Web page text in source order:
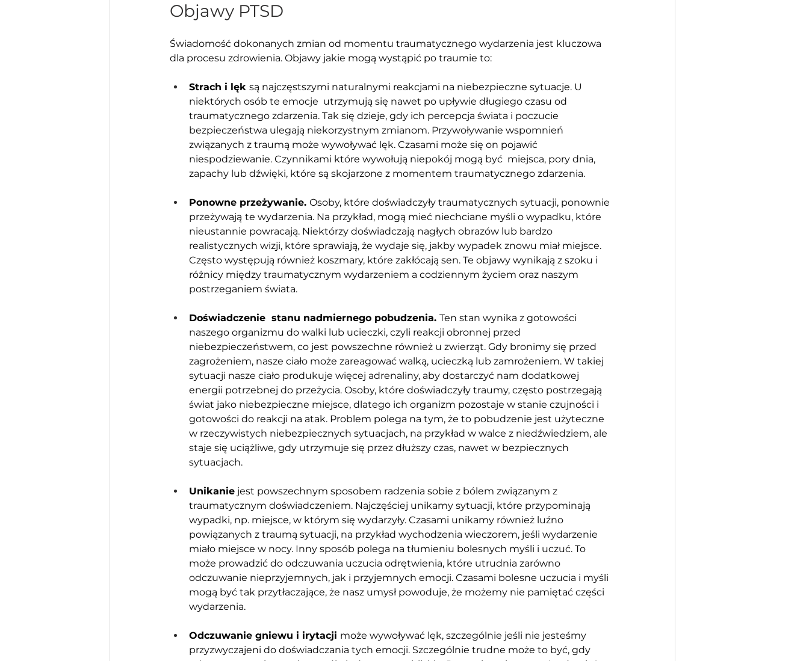
Objawy PTSD
Świadomość dokonanych zmian od momentu traumatycznego wydarzenia jest kluczowa
dla procesu zdrowienia. Objawy jakie mogą wystąpić po traumie to:
Strach i lęk są najczęstszymi naturalnymi reakcjami na niebezpieczne sytuacje. U
niektórych osób te emocje  utrzymują się nawet po upływie długiego czasu od
traumatycznego zdarzenia. Tak się dzieje, gdy ich percepcja świata i poczucie
bezpieczeństwa ulegają niekorzystnym zmianom. Przywoływanie wspomnień
związanych z traumą może wywoływać lęk. Czasami może się on pojawić
niespodziewanie. Czynnikami które wywołują niepokój mogą być  miejsca, pory dnia,
zapachy lub dźwięki, które są skojarzone z momentem traumatycznego zdarzenia.
Ponowne przeżywanie. Osoby, które doświadczyły traumatycznych sytuacji, ponownie
przeżywają te wydarzenia. Na przykład, mogą mieć niechciane myśli o wypadku, które
nieustannie powracają. Niektórzy doświadczają nagłych obrazów lub bardzo
realistycznych wizji, które sprawiają, że wydaje się, jakby wypadek znowu miał miejsce.
Często występują również koszmary, które zakłócają sen. Te objawy wynikają z szoku i
różnicy między traumatycznym wydarzeniem a codziennym życiem oraz naszym
postrzeganiem świata.
Doświadczenie  stanu nadmiernego pobudzenia. Ten stan wynika z gotowości
naszego organizmu do walki lub ucieczki, czyli reakcji obronnej przed
niebezpieczeństwem, co jest powszechne również u zwierząt. Gdy bronimy się przed
zagrożeniem, nasze ciało może zareagować walką, ucieczką lub zamrożeniem. W takiej
sytuacji nasze ciało produkuje więcej adrenaliny, aby dostarczyć nam dodatkowej
energii potrzebnej do przeżycia. Osoby, które doświadczyły traumy, często postrzegają
świat jako niebezpieczne miejsce, dlatego ich organizm pozostaje w stanie czujności i
gotowości do reakcji na atak. Problem polega na tym, że to pobudzenie jest użyteczne
w rzeczywistych niebezpiecznych sytuacjach, na przykład w walce z niedźwiedziem, ale
staje się uciążliwe, gdy utrzymuje się przez dłuższy czas, nawet w bezpiecznych
sytuacjach.
Unikanie jest powszechnym sposobem radzenia sobie z bólem związanym z
traumatycznym doświadczeniem. Najczęściej unikamy sytuacji, które przypominają
wypadki, np. miejsce, w którym się wydarzyły. Czasami unikamy również luźno
powiązanych z traumą sytuacji, na przykład wychodzenia wieczorem, jeśli wydarzenie
miało miejsce w nocy. Inny sposób polega na tłumieniu bolesnych myśli i uczuć. To
może prowadzić do odczuwania uczucia odrętwienia, które utrudnia zarówno
odczuwanie nieprzyjemnych, jak i przyjemnych emocji. Czasami bolesne uczucia i myśli
mogą być tak przytłaczające, że nasz umysł powoduje, że możemy nie pamiętać części
wydarzenia.
Odczuwanie gniewu i irytacji może wywoływać lęk, szczególnie jeśli nie jesteśmy
przyzwyczajeni do doświadczania tych emocji. Szczególnie trudne może to być, gdy